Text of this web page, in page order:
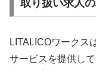
取り扱い求人
LITALICOワークス
サービスを提供し